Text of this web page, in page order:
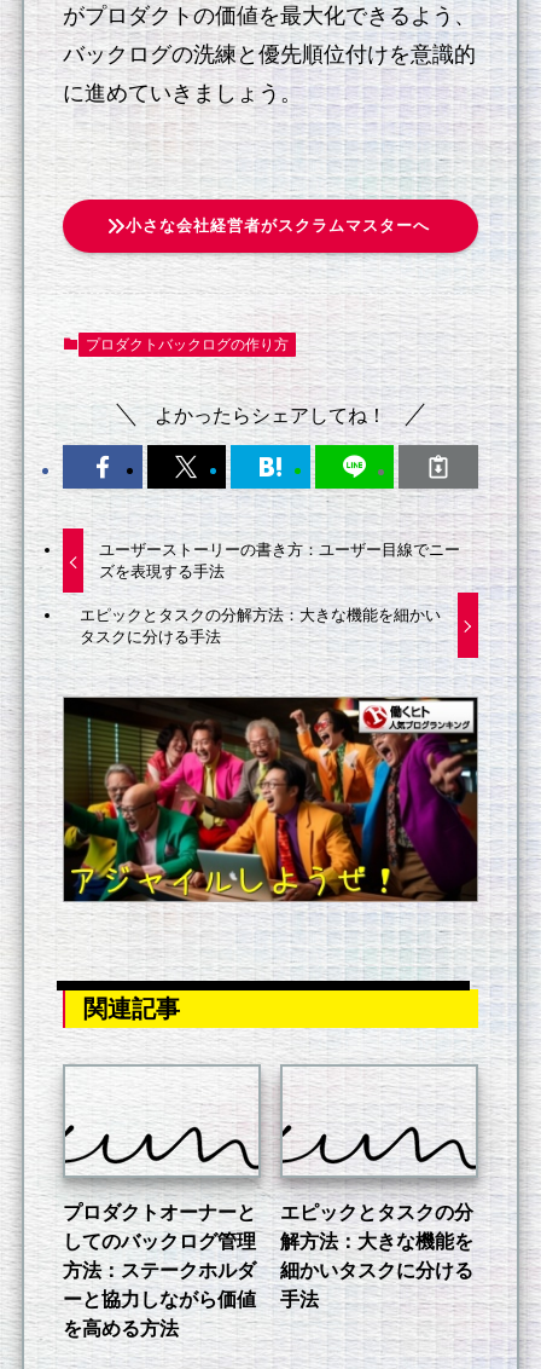
がプロダクトの価値を最大化できるよう、
バックログの洗練と優先順位付けを意識的
に進めていきましょう。
小さな会社経営者がスクラムマスターへ
プロダクトバックログの作り方
よかったらシェアしてね！
ユーザーストーリーの書き方：ユーザー目線でニー
ズを表現する手法
エピックとタスクの分解方法：大きな機能を細かい
タスクに分ける手法
関連記事
プロダクトオーナーと
してのバックログ管理
方法：ステークホルダ
ーと協力しながら価値
を高める方法
エピックとタスクの分
解方法：大きな機能を
細かいタスクに分ける
手法